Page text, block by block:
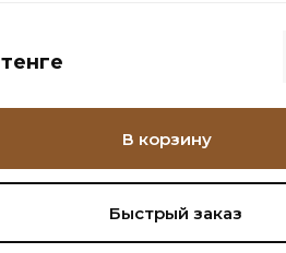
тенге
В корзину
Быстрый заказ